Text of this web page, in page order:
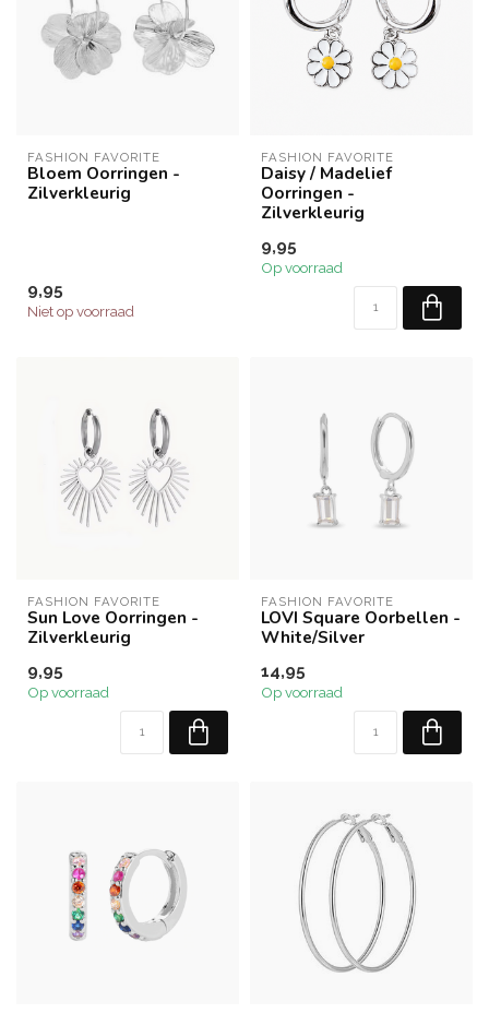
FASHION FAVORITE
Bloem Oorringen -
Zilverkleurig
9,95
Niet op voorraad
FASHION FAVORITE
Daisy / Madelief
Oorringen -
Zilverkleurig
9,95
Op voorraad
FASHION FAVORITE
Sun Love Oorringen -
Zilverkleurig
9,95
Op voorraad
FASHION FAVORITE
LOVI Square Oorbellen -
White/Silver
14,95
Op voorraad